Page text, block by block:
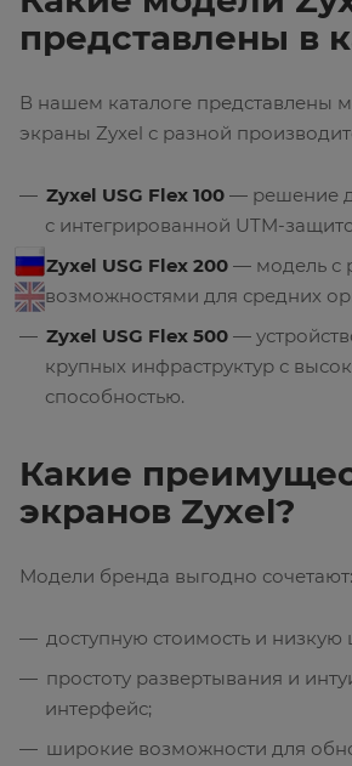
представлены в
В нашем каталоге представлены
экраны Zyxel с разной
Zyxel USG Flex 100 — решение
с интегрированной UTM-
Zyxel USG Flex 200 — модель с
возможностями для средних
Zyxel USG Flex 500 —
крупных инфраструктур с
способностью.
Какие
экранов Zyxel?
Модели бренда выгодно сочетают:
доступную стоимость и низкую
простоту развертывания и
интерфейс;
широкие возможности для